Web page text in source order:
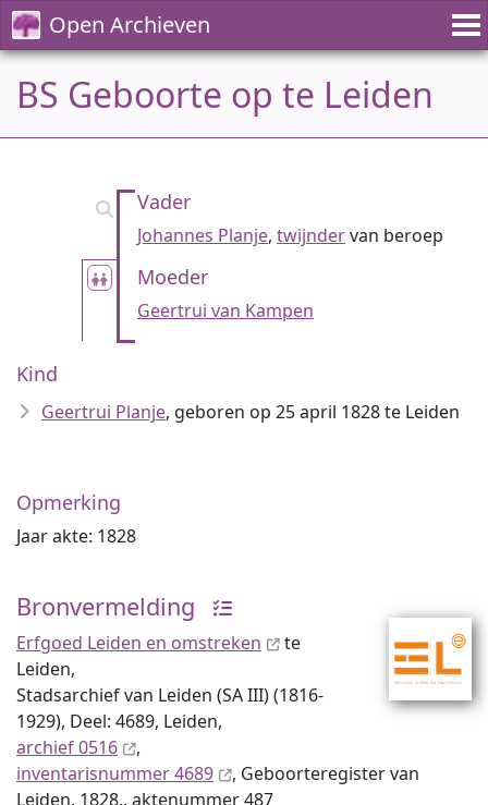
Open Archieven
BS Geboorte op te Leiden
Vader
Johannes Planje, twijndervan beroep
Moeder
Geertrui van Kampen
Kind
Geertrui Planje, geboren op 25 april 1828 te Leiden
Opmerking
Jaar akte: 1828
Bronvermelding
Erfgoed Leiden en omstreken
te
Leiden,
Stadsarchief van Leiden (SA III) (1816-
1929), Deel: 4689, Leiden,
archief 0516
,
inventaris­num­mer 4689
, Geboorteregister van
Leiden, 1828., aktenummer 487